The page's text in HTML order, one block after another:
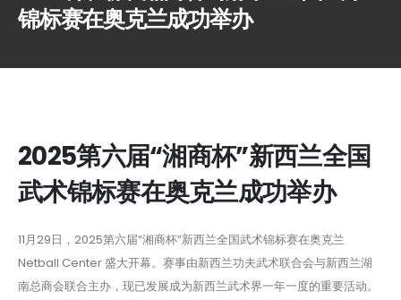
锦标赛在奥克兰成功举办
2025第六届“湘商杯”新西兰全国
武术锦标赛在奥克兰成功举办
11月29日，2025第六届“湘商杯”新西兰全国武术锦标赛在奥克兰
Netball Center 盛大开幕。赛事由新西兰功夫武术联合会与新西兰湖
南总商会联合主办，现已发展成为新西兰武术界一年一度的重要活动。